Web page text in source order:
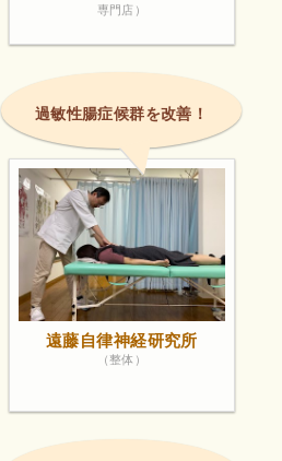
専門店）
過敏性腸症候群を改善！
遠藤自律神経研究所
（整体）